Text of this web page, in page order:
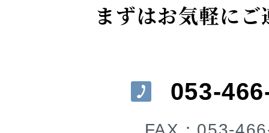
まずはお気軽に
053-